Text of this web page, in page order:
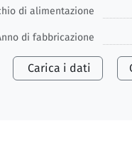
di alimentazione
di fabbricazione
Carica i dati